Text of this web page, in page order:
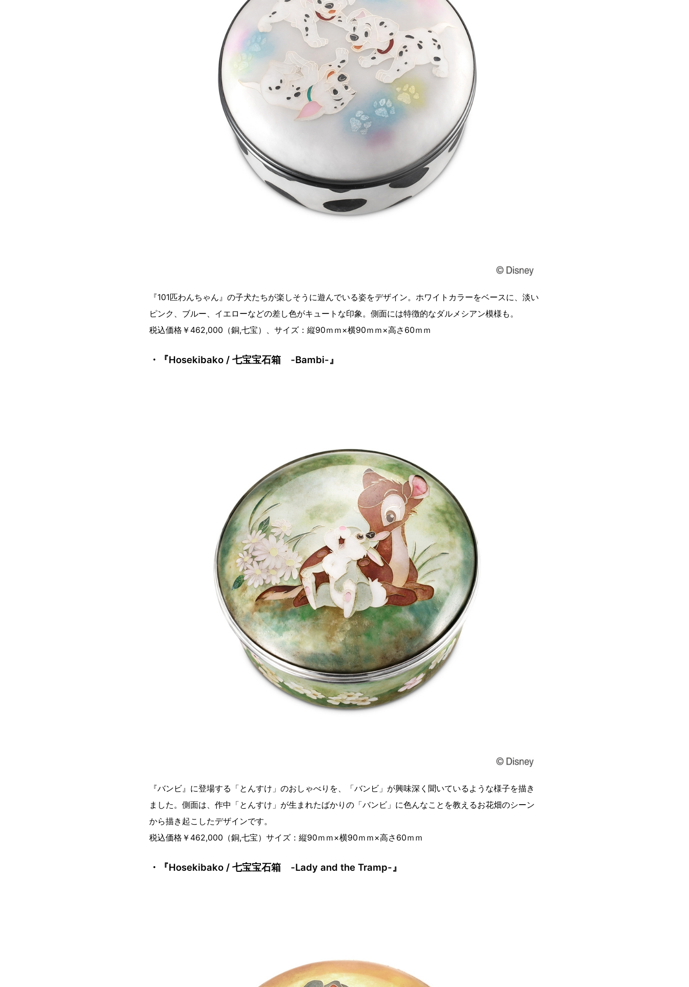
『101匹わんちゃん』の子犬たちが楽しそうに遊んでいる姿をデザイン。ホワイトカラーをベースに、淡い
ピンク、ブルー、イエローなどの差し色がキュートな印象。側面には特徴的なダルメシアン模様も。
税込価格￥462,000（銅,七宝）、サイズ：縦90ｍｍ×横90ｍｍ×高さ60ｍｍ
・『Hosekibako / 七宝宝石箱 -Bambi-』
『バンビ』に登場する「とんすけ」のおしゃべりを、「バンビ」が興味深く聞いているような様子を描き
ました。側面は、作中「とんすけ」が生まれたばかりの「バンビ」に色んなことを教えるお花畑のシーン
から描き起こしたデザインです。
税込価格￥462,000（銅,七宝）サイズ：縦90ｍｍ×横90ｍｍ×高さ60ｍｍ
・『Hosekibako / 七宝宝石箱 -Lady and the Tramp-』